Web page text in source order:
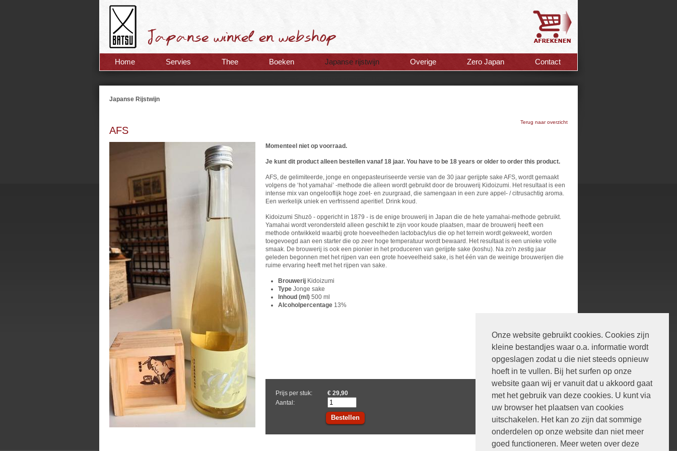
Onze website gebruikt cookies. Cookies zijn
kleine bestandjes waar o.a. informatie wordt
opgeslagen zodat u die niet steeds opnieuw
hoeft in te vullen. Bij het surfen op onze
website gaan wij er vanuit dat u akkoord gaat
met het gebruik van deze cookies. U kunt via
uw browser het plaatsen van cookies
uitschakelen. Het kan zo zijn dat sommige
onderdelen op onze website dan niet meer
goed functioneren. Meer weten over deze
Home Servies Thee Boeken Japanse rijstwijn Overige Zero Japan Contact
Japanse Rijstwijn
Terug naar overzicht
AFS
Momenteel niet op voorraad.
Je kunt dit product alleen bestellen vanaf 18 jaar. You have to be 18 years or older to order this product.
AFS, de gelimiteerde, jonge en ongepasteuriseerde versie van de 30 jaar gerijpte sake AFS, wordt gemaakt
volgens de ‘hot yamahai’ -methode die alleen wordt gebruikt door de brouwerij Kidoizumi. Het resultaat is een
intense mix van ongelooflijk hoge zoet- en zuurgraad, die samengaan in een zure appel- / citrusachtig aroma.
Een werkelijk uniek en verfrissend aperitief. Drink koud.
Kidoizumi Shuzō - opgericht in 1879 - is de enige brouwerij in Japan die de hete yamahai-methode gebruikt.
Yamahai wordt verondersteld alleen geschikt te zijn voor koude plaatsen, maar de brouwerij heeft een
methode ontwikkeld waarbij grote hoeveelheden lactobactylus die op het terrein wordt gekweekt, worden
toegevoegd aan een starter die op zeer hoge temperatuur wordt bewaard. Het resultaat is een unieke volle
smaak. De brouwerij is ook een pionier in het produceren van gerijpte sake (koshu). Na zo'n zestig jaar
geleden begonnen met het rijpen van een grote hoeveelheid sake, is het één van de weinige brouwerijen die
ruime ervaring heeft met het rijpen van sake.
Brouwerij Kidoizumi
Type Jonge sake
Inhoud (ml) 500 ml
Alcoholpercentage 13%
Prijs per stuk:
€ 29,90
Aantal:
Bestellen